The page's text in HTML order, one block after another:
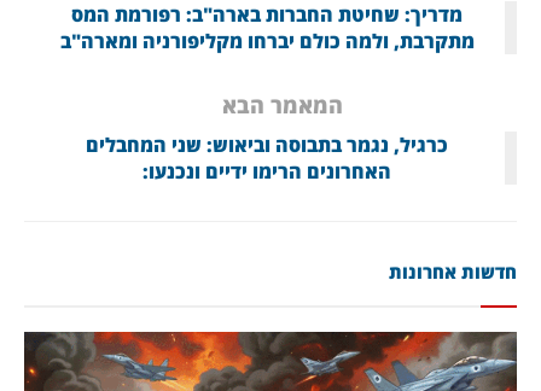
מדריך: שחיטת החברות בארה"ב: רפורמת המס
מתקרבת, ולמה כולם יברחו מקליפורניה ומארה"ב
המאמר הבא
כרגיל, נגמר בתבוסה וביאוש: שני המחבלים
האחרונים הרימו ידיים ונכנעו:
חדשות אחרונות